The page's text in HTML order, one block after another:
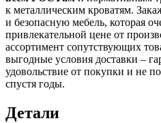
к металлическим кроватям.
и безопасную мебель, которая
привлекательной цене от
ассортимент сопутствующих
выгодные условия доставки –
удовольствие от покупки и не
спустя годы.
Детали